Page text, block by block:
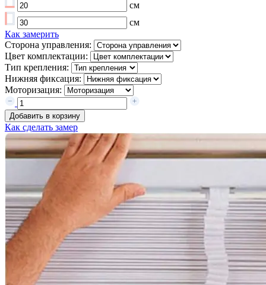
см
см
Как замерить
Сторона управления:
Цвет комплектации:
Тип крепления:
Нижняя фиксация:
Моторизация:
Добавить в корзину
Как сделать замер